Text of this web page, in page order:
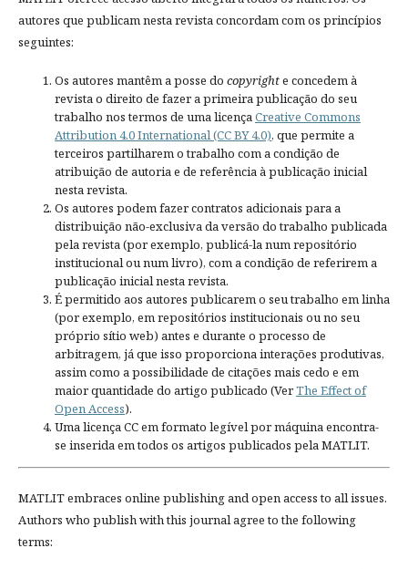
autores que publicam nesta revista concordam com os princípios
seguintes:
Os autores mantêm a posse do copyrighte concedem à
revista o direito de fazer a primeira publicação do seu
trabalho nos termos de uma licençaCreative Commons
Attribution 4.0 International (CC BY 4.0), que permite a
terceiros partilharem o trabalho com a condição de
atribuição de autoria e de referência à publicação inicial
nesta revista.
Os autores podem fazer contratos adicionais para a
distribuição não-exclusiva da versão do trabalho publicada
pela revista (por exemplo, publicá-la num repositório
institucional ou num livro), com a condição de referirem a
publicação inicial nesta revista.
É permitido aos autores publicarem o seu trabalho em linha
(por exemplo, em repositórios institucionais ou no seu
próprio sítio web) antes e durante o processo de
arbitragem, já que isso proporciona interações produtivas,
assim como a possibilidade de citações mais cedo e em
maior quantidade do artigo publicado (VerThe Effect of
Open Access).
Uma licença CC em formato legível por máquina encontra-
se inserida em todos os artigos publicados pela MATLIT.
MATLIT embraces online publishing and open access to all issues.
Authors who publish with this journal agree to the following
terms: